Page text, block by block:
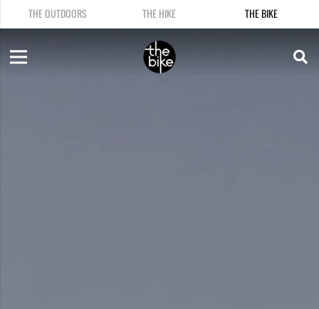
THE OUTDOORS THE HIKE THE BIKE